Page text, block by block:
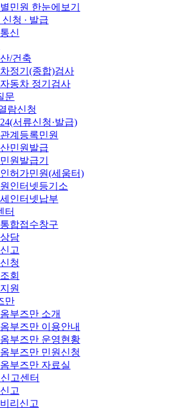
민원 한눈에보기
청 ∙ 발급
신
/건축
정기(종합)검사
동차 정기검사
문
람신청
서류신청·발급)
계등록민원
민원발급
원발급기
허가민원(세움터)
인터넷등기소
인터넷납부
터
합접수창구
담
고
청
회
원
만
부즈만 소개
부즈만 이용안내
부즈만 운영현황
부즈만 민원신청
부즈만 자료실
고센터
고
리신고